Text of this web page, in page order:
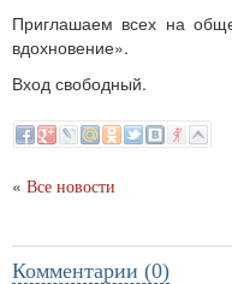
Приглашаем всех на
вдохновение».
Вход свободный.
« Все новости
Комментарии (0)